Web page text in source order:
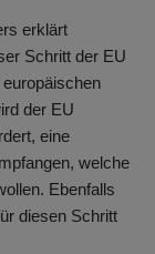
erklärt
Schritt der EU
der EU
eine
welche
Ebenfalls
diesen Schritt